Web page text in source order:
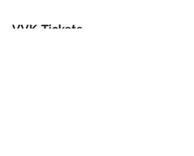
VVK-Tickets